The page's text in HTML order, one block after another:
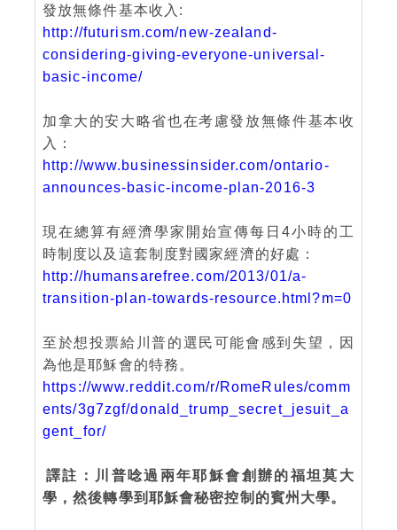
發放無條件基本收入:
http://futurism.com/new-zealand-
considering-giving-everyone-universal-
basic-income/
加拿大的安大略省也在考慮發放無條件基本收
入：
http://www.businessinsider.com/ontario-
announces-basic-income-plan-2016-3
現在總算有經濟學家開始宣傳每日4小時的工
時制度以及這套制度對國家經濟的好處：
http://humansarefree.com/2013/01/a-
transition-plan-towards-resource.html?m=0
至於想投票給川普的選民可能會感到失望，因
為他是耶穌會的特務。
https://www.reddit.com/r/RomeRules/comm
ents/3g7zgf/donald_trump_secret_jesuit_a
gent_for/
譯註：川普唸過兩年耶穌會創辦的福坦莫大
學，然後轉學到耶穌會秘密控制的賓州大學。